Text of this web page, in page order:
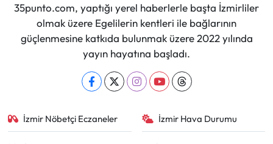
35punto.com, yaptığı yerel haberlerle başta İzmirliler
olmak üzere Egelilerin kentleri ile bağlarının
güçlenmesine katkıda bulunmak üzere 2022 yılında
yayın hayatına başladı.
İzmir Nöbetçi Eczaneler İzmir Hava Durumu